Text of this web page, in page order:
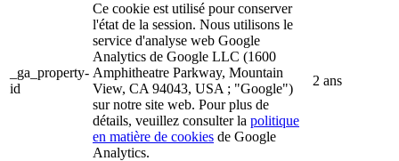
_ga_property-
id
Ce cookie est utilisé pour conserver
l'état de la session. Nous utilisons le
service d'analyse web Google
Analytics de Google LLC (1600
Amphitheatre Parkway, Mountain
View, CA 94043, USA ; "Google")
sur notre site web. Pour plus de
détails, veuillez consulter la politique
en matière de cookies de Google
Analytics.
2 ans